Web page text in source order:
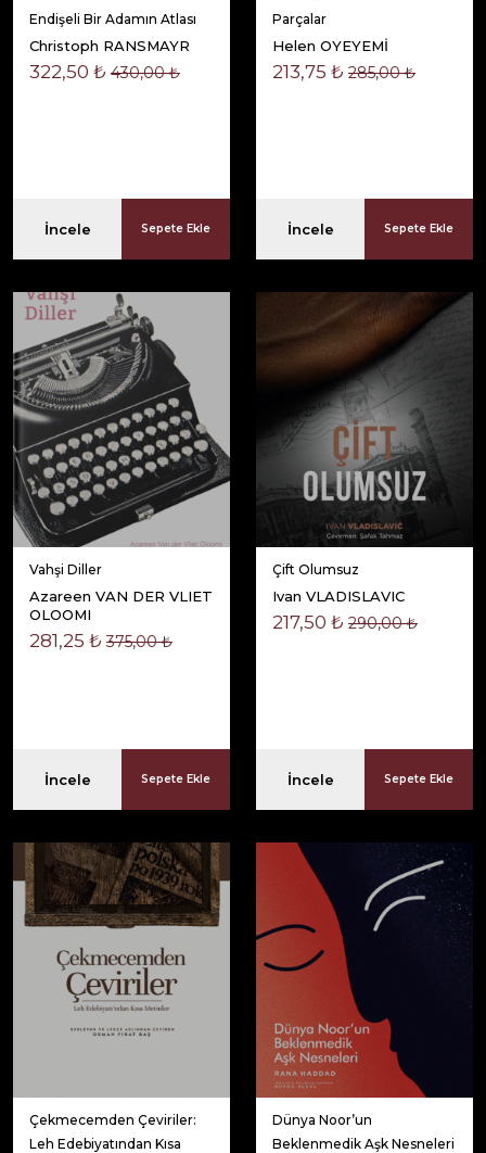
Endişeli Bir Adamın Atlası
Christoph RANSMAYR
322,50 ₺ 430,00 ₺
İncele Sepete Ekle
Parçalar
Helen OYEYEMİ
213,75 ₺ 285,00 ₺
İncele Sepete Ekle
Vahşi Diller
Azareen VAN DER VLIET
OLOOMI
281,25 ₺ 375,00 ₺
İncele Sepete Ekle
Çift Olumsuz
Ivan VLADISLAVIC
217,50 ₺ 290,00 ₺
İncele Sepete Ekle
Çekmecemden Çeviriler:
Leh Edebiyatından Kısa
Dünya Noor’un
Beklenmedik Aşk Nesneleri